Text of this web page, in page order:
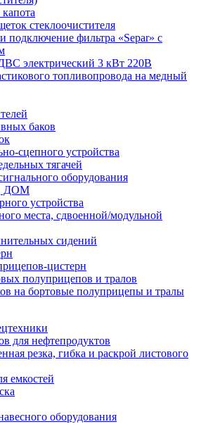
стеклоочистителя
подключение фильтра «Separ» с
электрический 3 кВт 220В
топливопровода на медный
баков
сцепного устройства
тягачей
оборудования
ДОМ
устройства
места, сдвоенной/модульной
сидений
цистерн
полуприцепов и тралов
на бортовые полуприцепы и тралы
для нефтепродуктов
резка, гибка и раскрой листового
емкостей
оборудования